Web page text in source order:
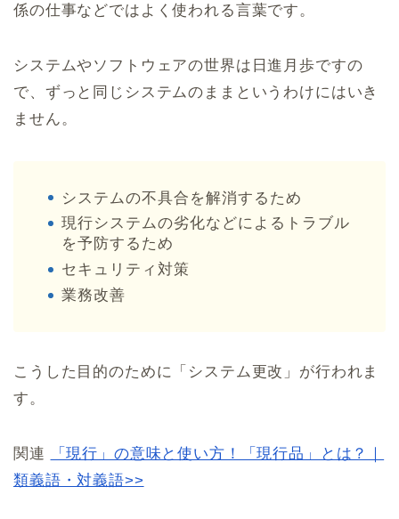
係の仕事などではよく使われる言葉です。
システムやソフトウェアの世界は日進月歩ですの
で、ずっと同じシステムのままというわけにはいき
ません。
システムの不具合を解消するため
現行システムの劣化などによるトラブル
を予防するため
セキュリティ対策
業務改善
こうした目的のために「システム更改」が行われま
す。
関連
「現行」の意味と使い方！「現行品」とは？｜
類義語・対義語>>